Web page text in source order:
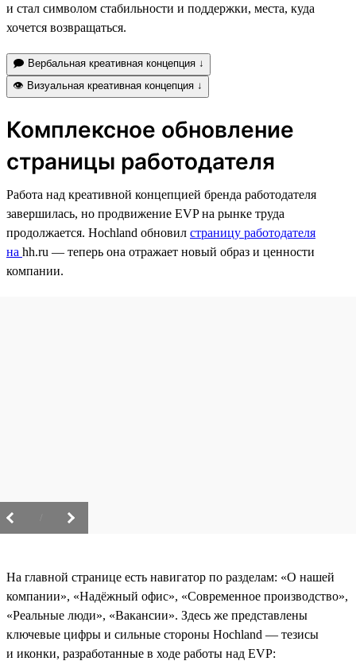
и стал символом стабильности и поддержки, места, куда
хочется возвращаться.
🗩 Вербальная креативная концепция ↓
👁 Визуальная креативная концепция ↓
Комплексное обновление
страницы работодателя
Работа над креативной концепцией бренда работодателя
завершилась, но продвижение EVP на рынке труда
продолжается. Hochland обновил страницу работодателя
на hh.ru — теперь она отражает новый образ и ценности
компании.
На главной странице есть навигатор по разделам: «О нашей
компании», «Надёжный офис», «Современное производство»,
«Реальные люди», «Вакансии». Здесь же представлены
ключевые цифры и сильные стороны Hochland — тезисы
и иконки, разработанные в ходе работы над EVP: